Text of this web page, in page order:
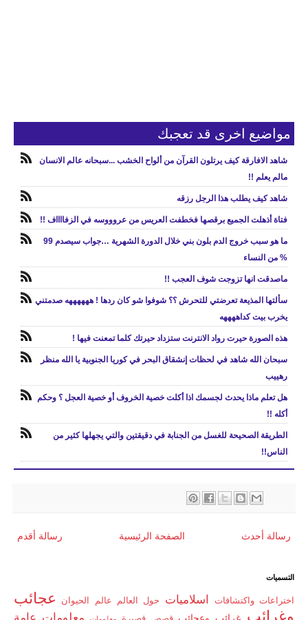
مواضيع اخرى قد تعجبك
شاهد الافارقة كيف يرتلون القرآن من ألواح الخشب ...سبحانه عالم الانسان
مالم يعلم !!
شاهد كيف يطلب هذا الرجل رزقه
فتاة أذهلت الجميع برقصها فخطفت العريس من عروووسه في الزفااااف !!
ما هو سبب خروج الدم بلون بني خلال الدورة الشهرية …جواب سيصدم 99
% من النساء
ماصدقت انها تزوجت شوف العجب !!
سألتها المذيعة تعرضتي للتحرش ؟؟ شوفوا شو كان ردها ! ههههههه صدمتني
يخرب بيت كداههههه
هذه الصورة حيرت رواد الانترنت ستزداد حيرتك كلما تمعنت فيها !
سبحان الله شاهد في لحظات إنشقاق البحر في كوريا الجنوبية يا الله منظر
رهييب
هل تعلم ماذا يحدث لجسمك اذا أكلت خصية الخروف أو خصية العجل ؟ وحكم
أكله !!
الطريقة الصحيحة للغسل من الجنابة في دقيقتين والتي يجهلها كثير من
الناس!!
رسالة أحدث رسالة أقدم الصفحة الرئيسية
التسميات
اختراعات واكتشافات اسلاميات حول العالم عالم الحيوان
عجائب
وغرائب